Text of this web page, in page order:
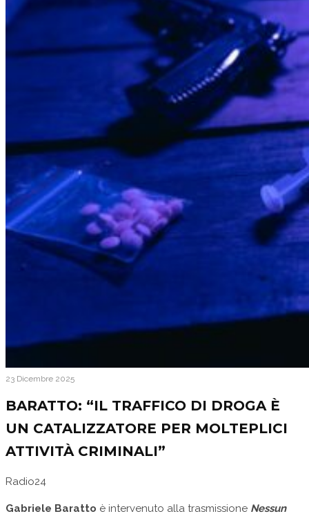
23 Dicembre 2025
BARATTO: “IL TRAFFICO DI DROGA È
UN CATALIZZATORE PER MOLTEPLICI
ATTIVITÀ CRIMINALI”
Radio24
Gabriele Baratto è intervenuto alla trasmissione Nessun